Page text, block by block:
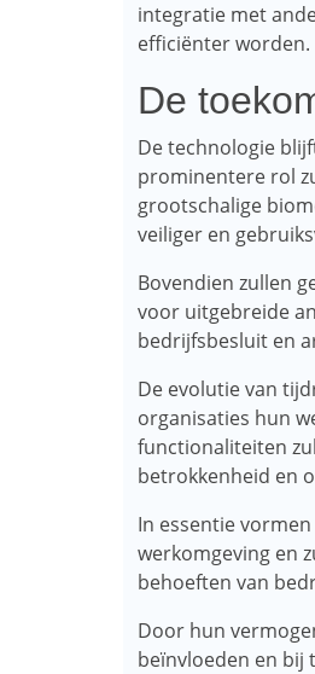
integratie met
efficiënter worden.
De
De technologie
prominentere rol
grootschalige
veiliger en
Bovendien zullen
voor uitgebreide
bedrijfsbesluit en
De evolutie van
organisaties hun
functionaliteiten
betrokkenheid en
In essentie
werkomgeving en
behoeften van
Door hun
beïnvloeden en bij